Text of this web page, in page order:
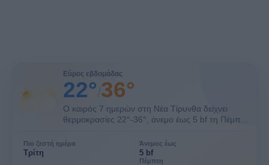
Εύρος εβδομάδας
22° 36°
Ο καιρός 7 ημερών στη Νέα Τίρυνθα δείχνει
θερμοκρασίες 22°-36°, άνεμο έως 5 bf τη Πέμπτη
φαίνεται η Τρίτη.
Πιο ζεστή ημέρα
Τρίτη
Άνεμος έως
5 bf
Πέμπτη